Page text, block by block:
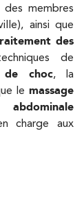
membres
ainsi que
des
de
de choc, la
le massage
abdominale
charge aux